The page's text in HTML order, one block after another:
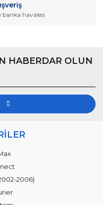
banka havalesi
HABERDAR OLUN
2006)